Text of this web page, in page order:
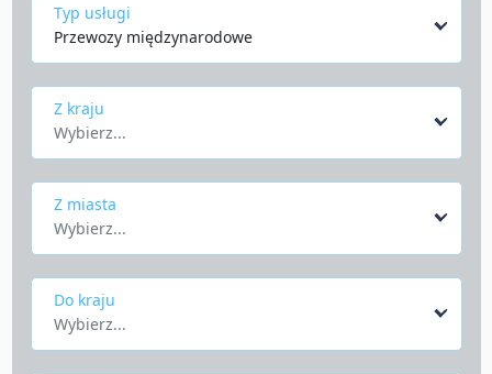
Typ usługi
Przewozy międzynarodowe
Z kraju
Wybierz...
Z miasta
Wybierz...
Do kraju
Wybierz...